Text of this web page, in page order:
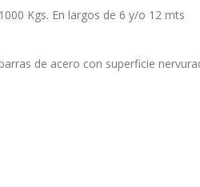
Kgs. En largos de 6 y/o 12 mts
de acero con superficie